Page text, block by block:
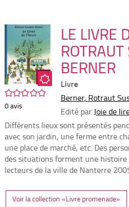
/5
0avis
LE LIVRE
BERNER
Livre
Berner, Rotraut
Edité par Joie de
Différents lieux sont présentés
avec son jardin, une ferme entre
une place de marché, etc. Des
des situations forment une histoire
lecteurs de la ville de Nanterre
Voir la collection «Livre promenade»